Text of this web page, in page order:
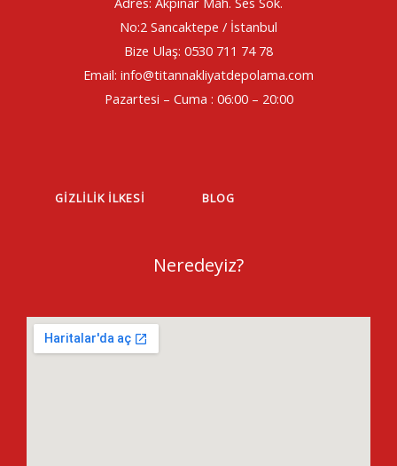
No:2 Sancaktepe / İstanbul
Bize Ulaş: 0530 711 74 78
Email: info@titannakliyatdepolama.com
Pazartesi – Cuma : 06:00 – 20:00
GIZLILIK İLKESI BLOG
Neredeyiz?